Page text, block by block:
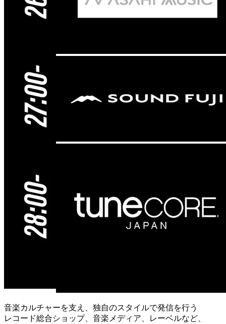
音楽カルチャーを支え、独自のスタイルで発信を行う
レコード総合ショップ、音楽メディア、レーベルなど、